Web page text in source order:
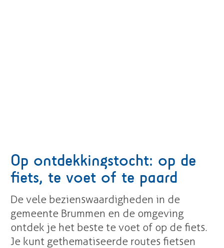
Op ontdekkingstocht: op de
fiets, te voet of te paard
De vele bezienswaardigheden in de
gemeente Brummen en de omgeving
ontdek je het beste te voet of op de fiets.
Je kunt gethematiseerde routes fietsen